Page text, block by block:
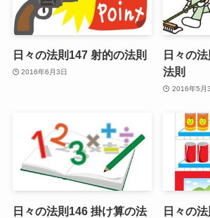
日々の法則147 射的の法則
2016年6月3日
日々の
法則
2016年5月
日々の法則146 掛け算の法
日々の